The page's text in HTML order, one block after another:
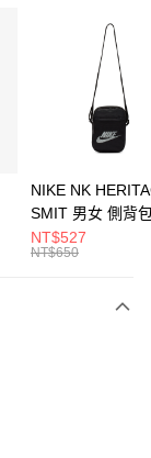
21家銀行
NIKE NK
SMIT 男女 側背
BA5871010
NT$527
NT$650